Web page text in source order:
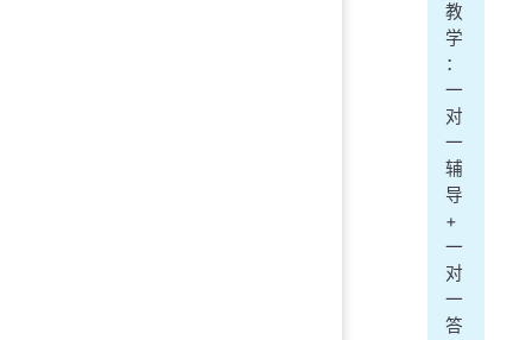
教
学
：
一
对
一
辅
导
+
一
对
一
答